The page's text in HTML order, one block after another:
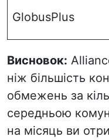
GlobusPlus
Висновок:
ніж більшість
обмежень за
середньою
на місяць ви